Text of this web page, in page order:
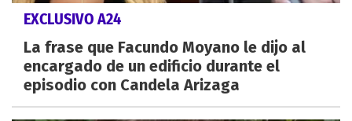
EXCLUSIVO A24
La frase que Facundo Moyano le dijo al
encargado de un edificio durante el
episodio con Candela Arizaga